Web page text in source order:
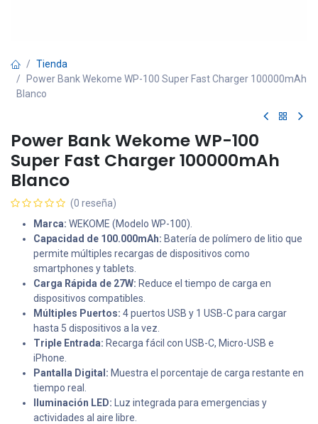
Tienda
Power Bank Wekome WP-100 Super Fast Charger 100000mAh
Blanco
Power Bank Wekome WP-100
Super Fast Charger 100000mAh
Blanco
(0 reseña)
Marca: WEKOME (Modelo WP-100).
Capacidad de 100.000mAh: Batería de polímero de litio que
permite múltiples recargas de dispositivos como
smartphones y tablets.
Carga Rápida de 27W: Reduce el tiempo de carga en
dispositivos compatibles.
Múltiples Puertos: 4 puertos USB y 1 USB-C para cargar
hasta 5 dispositivos a la vez.
Triple Entrada: Recarga fácil con USB-C, Micro-USB e
iPhone.
Pantalla Digital: Muestra el porcentaje de carga restante en
tiempo real.
Iluminación LED: Luz integrada para emergencias y
actividades al aire libre.